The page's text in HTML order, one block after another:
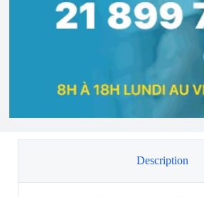
Description